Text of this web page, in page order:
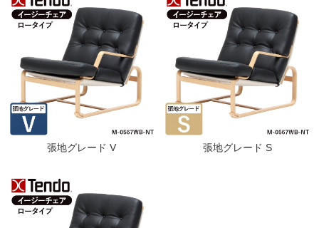
張地グレード V 張地グレード S